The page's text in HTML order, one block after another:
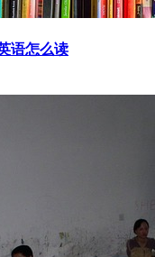
语怎么读